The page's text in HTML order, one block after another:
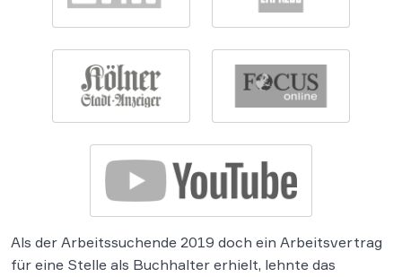
Als der Arbeitssuchende 2019 doch ein Arbeitsvertrag
für eine Stelle als Buchhalter erhielt, lehnte das